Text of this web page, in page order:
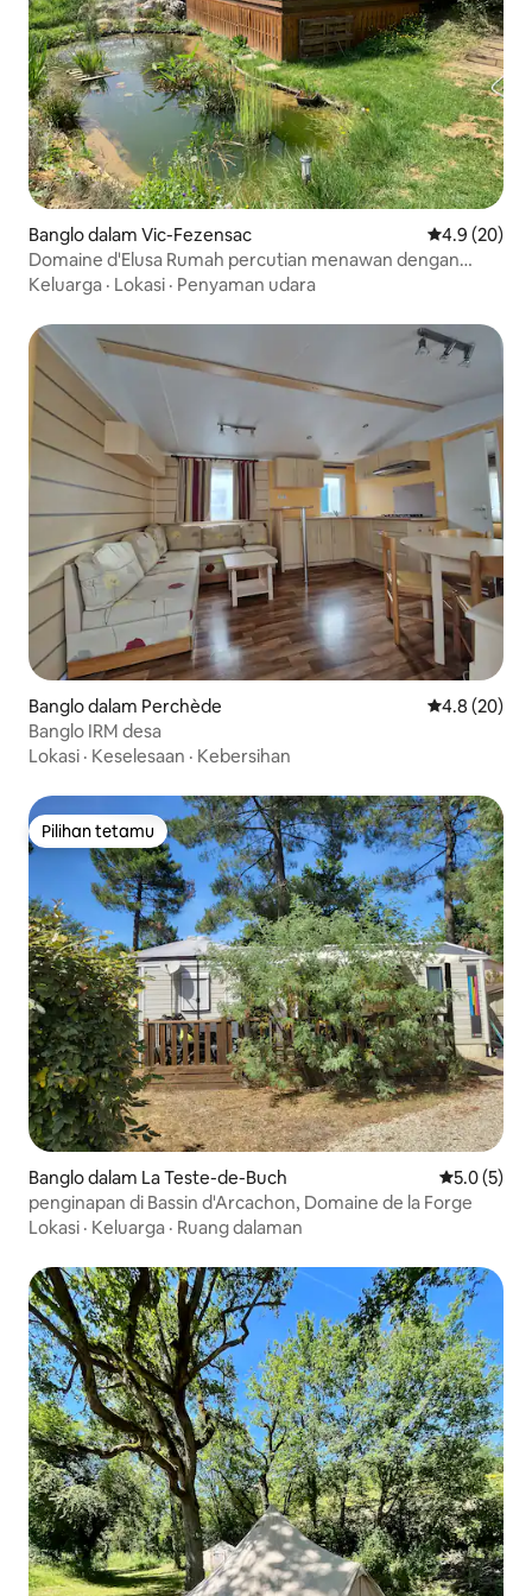
Banglo dalam Vic-Fezensac Penarafan
4.9 (20)
Domaine d'Elusa Rumah percutian menawan dengan
Kolam Renang
Keluarga · Lokasi · Penyaman udara
Banglo dalam Perchède Penarafan
4.8 (20)
Banglo IRM desa
Lokasi · Keselesaan · Kebersihan
Pilihan tetamu
Pilihan tetamu
Banglo dalam La Teste-de-Buch Penarafan
5.0 (5)
penginapan di Bassin d'Arcachon, Domaine de la Forge
Lokasi · Keluarga · Ruang dalaman